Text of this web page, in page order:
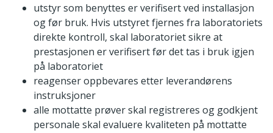
utstyr som benyttes er verifisert ved installasjon
og før bruk. Hvis utstyret fjernes fra laboratoriets
direkte kontroll, skal laboratoriet sikre at
prestasjonen er verifisert før det tas i bruk igjen
på laboratoriet
reagenser oppbevares etter leverandørens
instruksjoner
alle mottatte prøver skal registreres og godkjent
personale skal evaluere kvaliteten på mottatte